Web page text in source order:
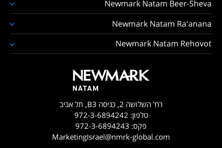
Newmark Natam Beer-Sheva
Newmark Natam Ra'anana
Newmark Natam Rehovot
רח' השלושה 2, כניסה B3, תל אביב
טלפון: 972-3-6894242
פקס: 972-3-6894243
MarketingIsrael@nmrk-global.com